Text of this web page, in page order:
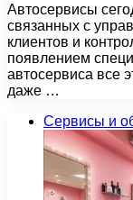
Автосервисы
связанных с
клиентов и
появлением
автосервиса все
даже …
Сервисы и